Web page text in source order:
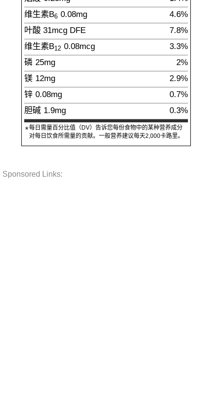
维生素B6 0.08mg
4.6%
叶酸 31mcg DFE
7.8%
维生素B12 0.08mcg
3.3%
磷 25mg
2%
镁 12mg
2.9%
锌 0.08mg
0.7%
胆碱 1.9mg
0.3%
*每日需量百分比值（DV）告诉您每份食物中的某种营养成分
对每日饮食所需量的贡献。一般营养建议每天2,000卡路里。
Sponsored Links: